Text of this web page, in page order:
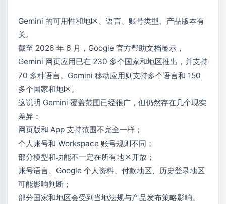
Gemini 的可用性和地区、语言、账号类型、产品版本有
关。
截至 2026 年 6 月，Google 官方帮助文档显示，
Gemini 网页应用已在 230 多个国家和地区推出，并支持
70 多种语言。Gemini 移动应用则支持多个语言和 150
多个国家和地区。
这说明 Gemini 覆盖范围已经很广，但仍然存在几个现实
差异：
网页版和 App 支持范围不完全一样；
个人账号和 Workspace 账号规则不同；
部分模型和功能不一定在所有地区开放；
账号语言、Google 个人资料、付款地区、历史登录地区
可能影响判断；
部分国家和地区会受到当地法规与产品发布策略影响。